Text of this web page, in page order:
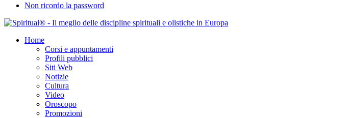
Non ricordo la password
Home
Corsi e appuntamenti
Profili pubblici
Siti Web
Notizie
Cultura
Video
Oroscopo
Promozioni